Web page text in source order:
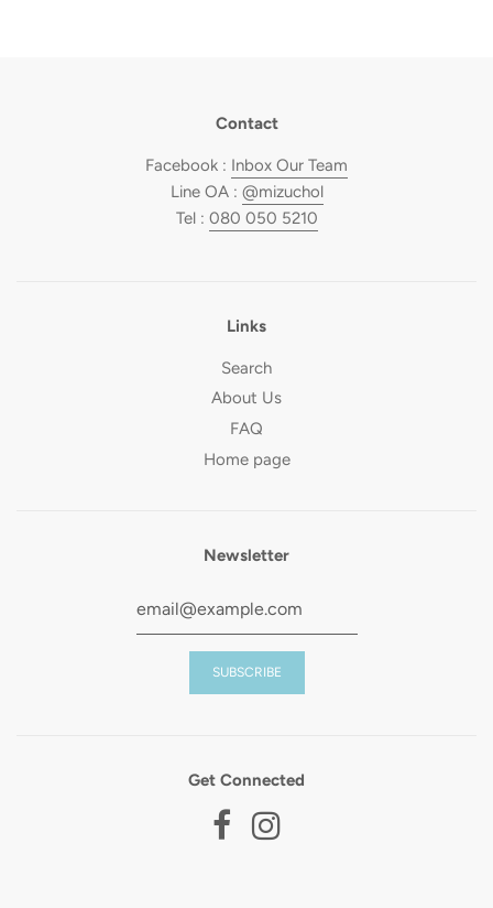
Contact
Facebook : Inbox Our Team
Line OA : @mizuchol
Tel : 080 050 5210
Links
Search
About Us
FAQ
Home page
Newsletter
Get Connected